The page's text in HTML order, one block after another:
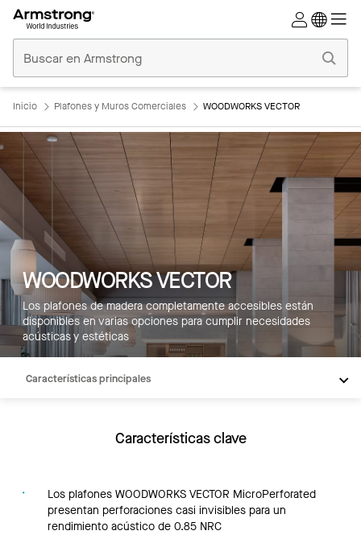
Comerciales
Inicio
Inicio Plafones y Muros Comerciales WOODWORKS VECTOR
WOODWORKS VECTOR
Los plafones de madera completamente accesibles están
disponibles en varias opciones para cumplir necesidades
acústicas y estéticas
Características principales
Recursos
Características clave
Los plafones WOODWORKS VECTOR MicroPerforated
presentan perforaciones casi invisibles para un
rendimiento acústico de 0.85 NRC